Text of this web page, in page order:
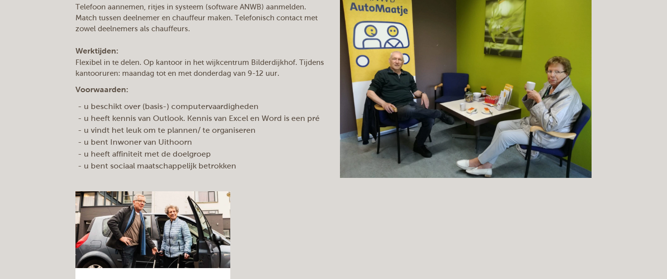
Telefoon aannemen, ritjes in systeem (software ANWB) aanmelden.
Match tussen deelnemer en chauffeur maken. Telefonisch contact met
zowel deelnemers als chauffeurs.
Werktijden:
Flexibel in te delen. Op kantoor in het wijkcentrum Bilderdijkhof. Tijdens
kantooruren: maandag tot en met donderdag van 9-12 uur.
Voorwaarden:
- u beschikt over (basis-) computervaardigheden
- u heeft kennis van Outlook. Kennis van Excel en Word is een pré
- u vindt het leuk om te plannen/ te organiseren
- u bent Inwoner van Uithoorn
- u heeft affiniteit met de doelgroep
- u bent sociaal maatschappelijk betrokken